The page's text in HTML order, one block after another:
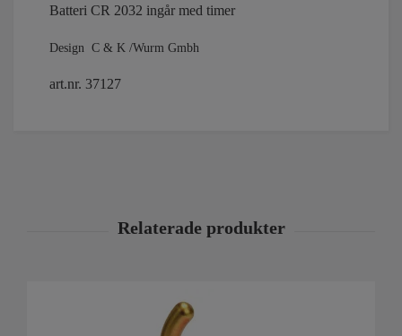
Batteri CR 2032 ingår med timer
Design C & K /Wurm Gmbh
art.nr. 37127